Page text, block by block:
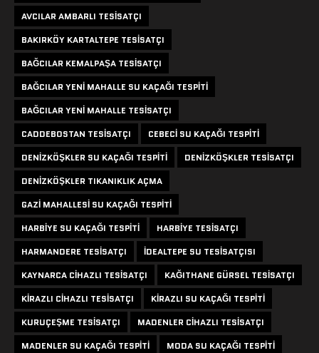
AVCILAR AMBARLI TESISATÇI
BAKIRKÖY KARTALTEPE TESISATÇI
BAĞCILAR KEMALPAŞA TESISATÇI
BAĞCILAR YENI MAHALLE SU KAÇAĞI TESPITI
BAĞCILAR YENI MAHALLE TESISATÇI
CADDEBOSTAN TESISATÇI
CEBECI SU KAÇAĞI TESPITI
DENIZKÖŞKLER SU KAÇAĞI TESPITI
DENIZKÖŞKLER TESISATÇI
DENIZKÖŞKLER TIKANIKLIK AÇMA
GAZI MAHALLESI SU KAÇAĞI TESPITI
HARBIYE SU KAÇAĞI TESPITI
HARBIYE TESISATÇI
HARMANDERE TESISATÇI
IDEALTEPE SU TESISATÇISI
KAYNARCA CIHAZLI TESISATÇI
KAĞITHANE GÜRSEL TESISATÇI
KIRAZLI CIHAZLI TESISATÇI
KIRAZLI SU KAÇAĞI TESPITI
KURUÇEŞME TESISATÇI
MADENLER CIHAZLI TESISATÇI
MADENLER SU KAÇAĞI TESPITI
MODA SU KAÇAĞI TESPITI